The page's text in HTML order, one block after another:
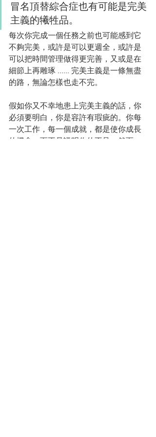
冒名頂替綜合症也有可能是完美
主義的犧牲品。
每次你完成一個任務之前也可能感到它
不夠完美，或許是可以更週全，或許是
可以把時間管理做得更完善，又或是在
細節上再雕琢 ...... 完美主義是一條無盡
的路，無論怎樣也走不完。
假如你又不幸地患上完美主義的話，你
必須要明白，你是容許有瑕疵的。你每
一次工作，每一個成就，都是使你成長
的機會，而不是證明你的不足。然而，